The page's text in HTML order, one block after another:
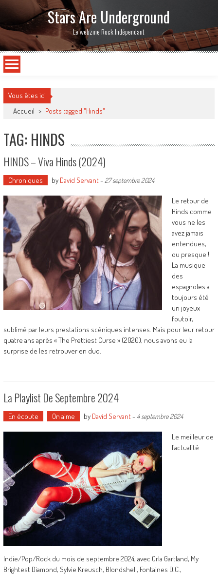
Stars Are Underground
Le webzine Rock Indépendant
Vous êtes ici
Accueil > Posts tagged "Hinds"
TAG: HINDS
HINDS – Viva Hinds (2024)
Chroniques by David Servant- 27 septembre 2024
Le retour de
Hinds comme
vous ne les
avez jamais
entendues,
ou presque !
La musique
des
espagnoles a
toujours été
un joyeux
foutoir,
sublimé par leurs prestations scéniques intenses. Mais pour leur retour
quatre ans après « The Prettiest Curse » (2020), nous avons eu la
surprise de les retrouver en duo.
La Playlist De Septembre 2024
En écoute On aime by David Servant- 4 septembre 2024
Le meilleur de
l’actualité
Indie/Pop/Rock du mois de septembre 2024, avec Orla Gartland, My
Brightest Diamond, Sylvie Kreusch, Blondshell, Fontaines D.C.,